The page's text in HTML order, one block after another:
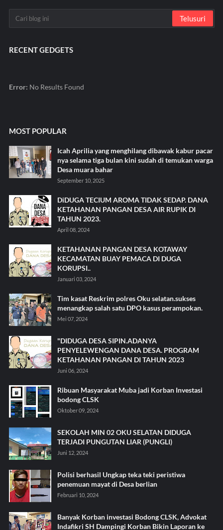
RECENT GEDGETS
Error: No Results Found
MOST POPULAR
Icah Aprilia yang menghilang dibawak kabur pacar
nya selama tiga bulan kini sudah di temukan warga
Desa muara bahar
September 10, 2025
DiDUGA TECIUM AROMA TIDAK SEDAP. DANA
KETAHANAN PANGAN DESA AIR RUPIK DI
TAHUN 2023.
April 08, 2024
KETAHANAN PANGAN DESA KOTAWAY
KECAMATAN BUAY PEMACA DI DUGA
KORUPSI..
Januari 03, 2024
Tim kasat Reskrim polres Oku selatan.sukses
menangkap salah satu DPO kasus perampokan.
Mei 07, 2024
"DIDUGA DESA SIPIN.ADANYA
PENYELEWENGAN DANA DESA. PROGRAM
KETAHANAN PANGAN DI TAHUN 2023
Juni 06, 2024
Ribuan Masyarakat Muba jadi Korban Investasi
bodong CLSK
Oktober 09, 2024
SEKOLAH MIN 02 OKU SELATAN DIDUGA
TERJADI PUNGUTAN LIAR (PUNGLI)
Juni 12, 2024
Polisi berhasil Ungkap teka teki peristiwa
penemuan mayat di Desa berlian
Februari 10, 2024
Banyak Korban investasi Bodong CLSK, Advokat
Indafikri SH Dampingi Korban Bikin Laporan ke